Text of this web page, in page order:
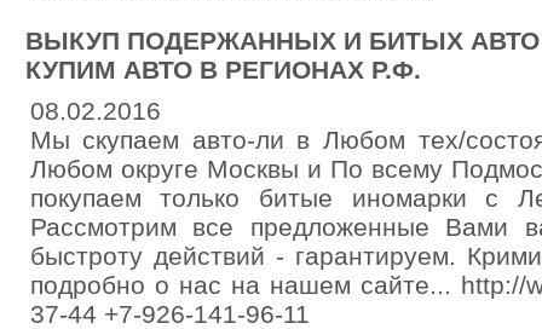
ВЫКУП ПОДЕРЖАННЫХ И БИТЫХ АВТО
КУПИМ АВТО В РЕГИОНАХ Р.Ф.
08.02.2016
Мы скупаем авто-ли в Любом тех/
Любом округе Москвы и По всему
покупаем только битые иномарки с
Рассмотрим все предложенные Вами
быстроту действий - гарантируем.
подробно о нас на нашем сайте... http://
37-44 +7-926-141-96-11